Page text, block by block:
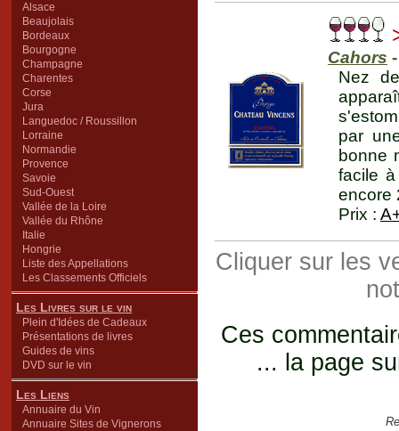
Alsace
Beaujolais
Bordeaux
Bourgogne
Champagne
Charentes
Corse
Jura
Languedoc / Roussillon
Lorraine
Normandie
Provence
Savoie
Sud-Ouest
Vallée de la Loire
Vallée du Rhône
Italie
Hongrie
Liste des Appellations
Les Classements Officiels
Les Livres sur le vin
Plein d'Idées de Cadeaux
Présentations de livres
Guides de vins
DVD sur le vin
Les Liens
Annuaire du Vin
Annuaire Sites de Vignerons
Cahors
Nez
par
bonne
facile
encore
Prix :
Cliquer sur les
Ces
... la page